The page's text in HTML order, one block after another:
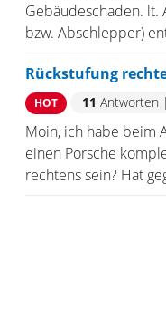
Gebäudeschaden. lt.
bzw. Abschlepper)
Rückstufung
HOT 11 Antworten |
Moin, ich habe beim
einen Porsche
rechtens sein? Hat